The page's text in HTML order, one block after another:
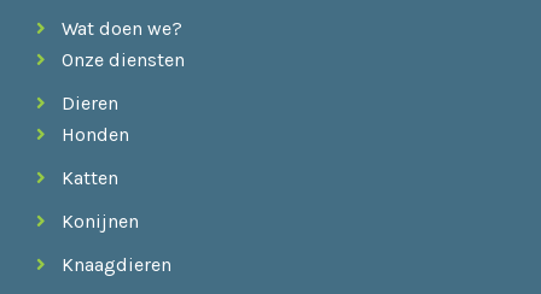
Wat doen we?
Onze diensten
Dieren
Honden
Katten
Konijnen
Knaagdieren